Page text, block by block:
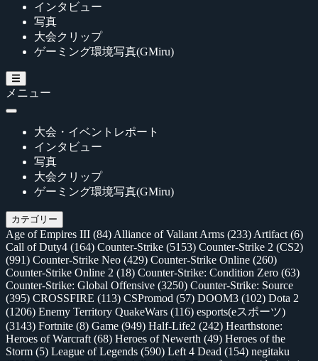
インタビュー
写真
大会クリップ
ゲーミング環境写真(GMiru)
メニュー
大会・イベントレポート
インタビュー
写真
大会クリップ
ゲーミング環境写真(GMiru)
カテゴリー
Age of Empires III (84) Alliance of Valiant Arms (233) Artifact (6)
Call of Duty4 (164) Counter-Strike (5153) Counter-Strike 2 (CS2)
(991) Counter-Strike Neo (429) Counter-Strike Online (260)
Counter-Strike Online 2 (18) Counter-Strike: Condition Zero (63)
Counter-Strike: Global Offensive (3250) Counter-Strike: Source
(395) CROSSFIRE (113) CSPromod (57) DOOM3 (102) Dota 2
(1206) Enemy Territory QuakeWars (116) esports(eスポーツ)
(3143) Fortnite (8) Game (949) Half-Life2 (242) Hearthstone:
Heroes of Warcraft (68) Heroes of Newerth (49) Heroes of the
Storm (5) League of Legends (590) Left 4 Dead (154) negitaku